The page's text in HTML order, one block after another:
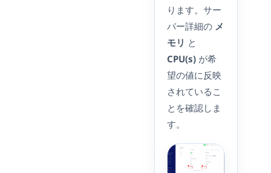
ります。サー
バー詳細の メ
モリ と
CPU(s) が希
望の値に反映
されているこ
とを確認しま
す。